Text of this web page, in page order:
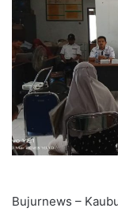
Bujurnews –